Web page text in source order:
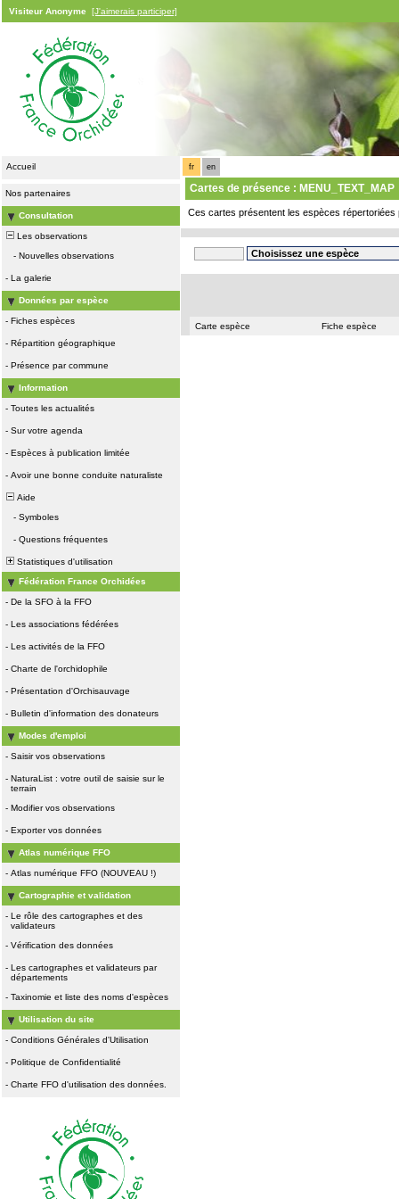
Visiteur Anonyme [J'aimerais participer]
Accueil
Nos partenaires
Consultation
Les observations
- Nouvelles observations
- La galerie
Données par espèce
- Fiches espèces
- Répartition géographique
- Présence par commune
Information
- Toutes les actualités
- Sur votre agenda
- Espèces à publication limitée
- Avoir une bonne conduite naturaliste
Aide
- Symboles
- Questions fréquentes
Statistiques d'utilisation
Fédération France Orchidées
- De la SFO à la FFO
- Les associations fédérées
- Les activités de la FFO
- Charte de l'orchidophile
- Présentation d'Orchisauvage
- Bulletin d'information des donateurs
Modes d'emploi
- Saisir vos observations
- NaturaList : votre outil de saisie sur le
terrain
- Modifier vos observations
- Exporter vos données
Atlas numérique FFO
- Atlas numérique FFO (NOUVEAU !)
Cartographie et validation
- Le rôle des cartographes et des
validateurs
- Vérification des données
- Les cartographes et validateurs par
départements
- Taxinomie et liste des noms d'espèces
Utilisation du site
- Conditions Générales d'Utilisation
- Politique de Confidentialité
- Charte FFO d'utilisation des données.
fr en
Cartes de présence : MENU_TEXT_MAP
Ces cartes présentent les espèces répertoriées
Carte espèce Fiche espèce